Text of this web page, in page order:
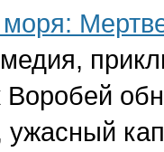
ужасный